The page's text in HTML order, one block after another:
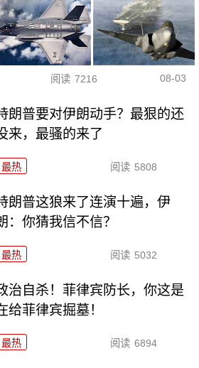
阅读 7216 08-03
朗普要对伊朗动手？最狠的还
来，最骚的来了
最热 阅读 5808
朗普这狼来了连演十遍，伊
：你猜我信不信？
最热 阅读 5032
治自杀！菲律宾防长，你这是
给菲律宾掘墓！
最热 阅读 6894